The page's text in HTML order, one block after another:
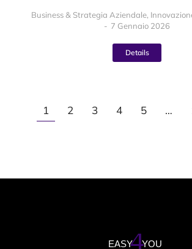
Business & Strategia Aziendale,
7 Gennaio 2026
Details
1 2 3 4 5 …